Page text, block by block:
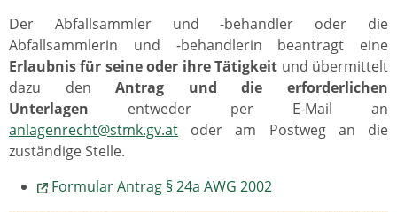
Der Abfallsammler und -behandler oder die
Abfallsammlerin und -behandlerin beantragt eine
Erlaubnis für seine oder ihre Tätigkeit und übermittelt
dazu denAntrag und die erforderlichen
Unterlagen entweder per E-Mail an
anlagenrecht@stmk.gv.at oder am Postweg an die
zuständige Stelle.
Formular Antrag § 24a AWG 2002